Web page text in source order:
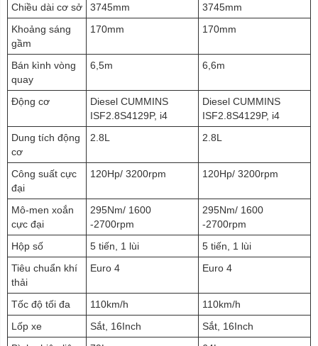
Chiều dài cơ sở 3745mm
3745mm
Khoảng sáng
gầm
170mm 170mm
Bán kình vòng
quay
6,5m 6,6m
Động cơ
Diesel CUMMINS
ISF2.8S4129P, i4
Diesel CUMMINS
ISF2.8S4129P, i4
Dung tích động
cơ
2.8L 2.8L
Công suất cực
đại
120Hp/ 3200rpm 120Hp/ 3200rpm
Mô-men xoắn
cực đại
295Nm/ 1600
-2700rpm
295Nm/ 1600
-2700rpm
Hộp số
5 tiến, 1 lùi
5 tiến, 1 lùi
Tiêu chuẩn khí
thải
Euro 4 Euro 4
Tốc độ tối đa 110km/h
110km/h
Lốp xe
Sắt, 16Inch
Sắt, 16Inch